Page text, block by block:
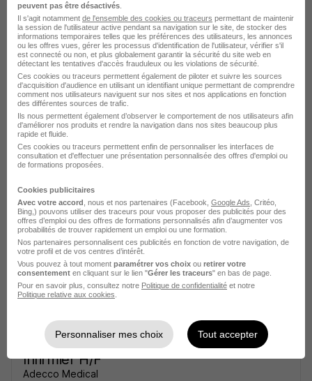
Soyez l'un des premiers à postuler
Vendeur Fruits et Légumes - Marée
Grand Frais H/F
Grand Frais le primeur et le fromager
Saint-Julien-en-Genevois - 74
1 980 - 2 030 € / mois
Voir l’offre
Infirmier H/F
Adecco Medical
peuvent pas être désactivés
Il s'agit notamment de l'ensemble des cookies ou traceurs permettant de maintenir
la session de l'utilisateur active pendant sa navigation sur le site, de stocker des
informations temporaires telles que les préférences des utilisateurs, les annonces
ou les offres vues, gérer les processus d'identification de l'utilisateur, vérifier s'il
est connecté ou non, et plus globalement garantir la sécurité du site web en
détectant les tentatives d'accès frauduleux ou les violations de sécurité.
Ces cookies ou traceurs permettent également de piloter et suivre les sources
d'acquisition d'audience en utilisant un identifiant unique permettant de comprendre
comment nos utilisateurs naviguent sur nos sites et nos applications en fonction
des différentes sources de trafic.
Ils nous permettent également d’observer le comportement de nos utilisateurs afin
d'améliorer nos produits et rendre la navigation dans nos sites beaucoup plus
rapide et fluide.
Ces cookies ou traceurs permettent enfin de personnaliser les interfaces de
consultation et d'effectuer une présentation personnalisée des offres d'emploi ou
de formations proposées.
Cookies publicitaires
Avec votre accord , nous et nos partenaires (Facebook, Google Ads , Critéo,
Bing,) pouvons utiliser des traceurs pour vous proposer des publicités pour des
offres d’emploi ou des offres de formations personnalisés afin d’augmenter vos
probabilités de trouver rapidement un emploi ou une formation.
Nos partenaires personnalisent ces publicités en fonction de votre navigation, de
votre profil et de vos centres d’intérêt.
Vous pouvez à tout moment paramétrer vos choix ou retirer votre
consentement en cliquant sur le lien "Gérer les traceurs" en bas de page.
Pour en savoir plus, consultez notre Politique de confidentialité et notre
Politique relative aux cookies
Personnaliser mes choix Tout accepter